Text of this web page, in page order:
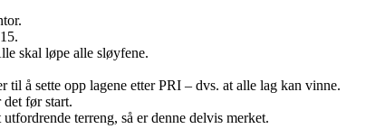
skal løpe alle sløyfene.
å sette opp lagene etter PRI – dvs. at alle lag kan vinne.
før start.
terreng, så er denne delvis merket.